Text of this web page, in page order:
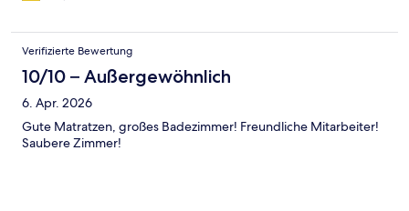
Verifizierte Bewertung
10/10 – Außergewöhnlich
6. Apr. 2026
Gute Matratzen, großes Badezimmer! Freundliche Mitarbeiter!
Saubere Zimmer!